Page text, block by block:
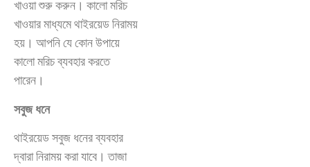
খাওয়া শুরু করুন। কালো মরিচ
খাওয়ার মাধ্যমে থাইরয়েড নিরাময়
হয়। আপনি যে কোন উপায়ে
কালো মরিচ ব্যবহার করতে
পারেন।
সবুজ ধনে
থাইরয়েড সবুজ ধনের ব্যবহার
দ্বারা নিরাময় করা যাবে। তাজা